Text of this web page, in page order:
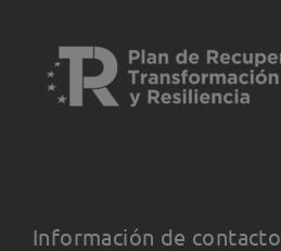
Información de contacto